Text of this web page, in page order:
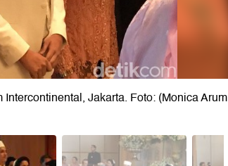
Jakarta. Foto: (Monica Arum